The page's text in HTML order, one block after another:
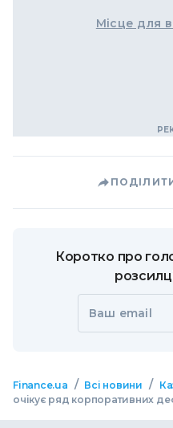
Місце для
Коротко про
Ваш email
Finance.ua / Всі новини /
очікує ряд корпоративних